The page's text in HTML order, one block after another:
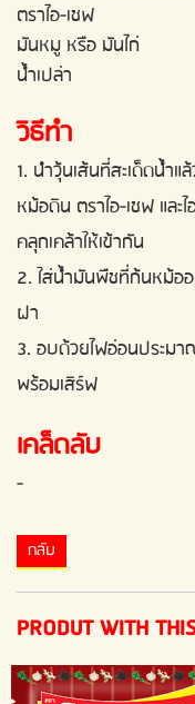
ตราไอ-เชฟ
มันหมู หรือ มันไก่
น้ำเปล่า
วิธีทำ
1. นำวุ้นเส้นที่สะเด็ดน้ำ
หม้อดิน ตราไอ-เชฟ และ
คลุกเคล้าให้เข้ากัน
2. ใส่น้ำมันพืชที่ก้นหม้อ
ฝา
3. อบด้วยไฟอ่อนประม
พร้อมเสิร์ฟ
เคล็ดลับ
-
กลับ
PRODUT WITH